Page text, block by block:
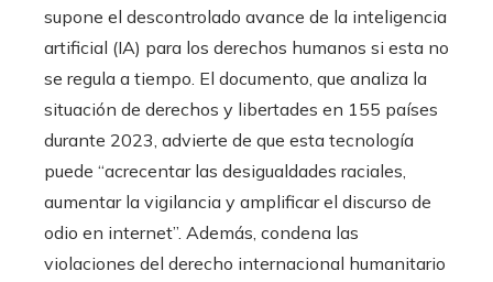
supone el descontrolado avance de la inteligencia
artificial (IA) para los derechos humanos si esta no
se regula a tiempo. El documento, que analiza la
situación de derechos y libertades en 155 países
durante 2023, advierte de que esta tecnología
puede “acrecentar las desigualdades raciales,
aumentar la vigilancia y amplificar el discurso de
odio en internet”. Además, condena las
violaciones del derecho internacional humanitario